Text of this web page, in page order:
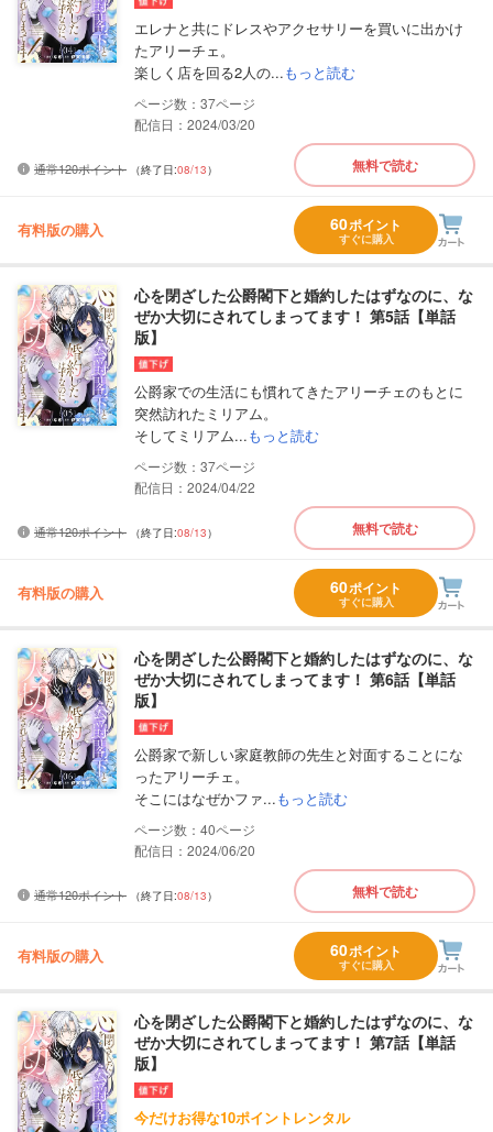
エレナと共にドレスやアクセサリーを買いに出かけ
たアリーチェ。
楽しく店を回る2人の...もっと読む
37
配信日：2024/03/20
通常120ポイント （終了日:08/13） 無料で読む
有料版の購入 60ポイント
すぐに購入
心を閉ざした公爵閣下と婚約したはずなのに、な
ぜか大切にされてしまってます！ 第5話【単話
版】
公爵家での生活にも慣れてきたアリーチェのもとに
突然訪れたミリアム。
そしてミリアム...もっと読む
37
配信日：2024/04/22
通常120ポイント （終了日:08/13） 無料で読む
有料版の購入 60ポイント
すぐに購入
心を閉ざした公爵閣下と婚約したはずなのに、な
ぜか大切にされてしまってます！ 第6話【単話
版】
公爵家で新しい家庭教師の先生と対面することにな
ったアリーチェ。
そこにはなぜかファ...もっと読む
40
配信日：2024/06/20
通常120ポイント （終了日:08/13） 無料で読む
有料版の購入 60ポイント
すぐに購入
心を閉ざした公爵閣下と婚約したはずなのに、な
ぜか大切にされてしまってます！ 第7話【単話
版】
今だけお得な10ポイントレンタル